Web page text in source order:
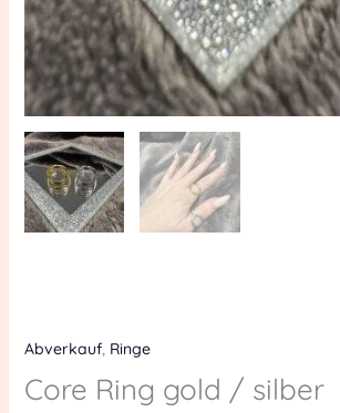
Abverkauf, Ringe
Core Ring gold / silber